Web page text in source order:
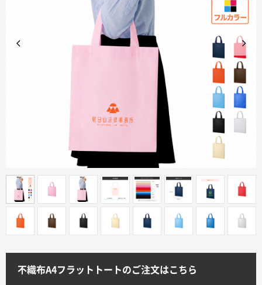
商品カテゴリーから探す
イベントから探す
印刷色から探す
サイトメニュー
不織布A4フラットトートのご注文はこちら